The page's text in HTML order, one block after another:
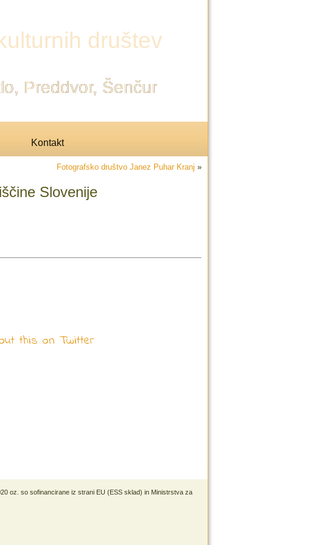
društev
Preddvor, Šenčur
Kontakt
Fotografsko društvo Janez Puhar Kranj »
Slovenije
oz. so sofinancirane iz strani EU (ESS sklad) in Ministrstva za